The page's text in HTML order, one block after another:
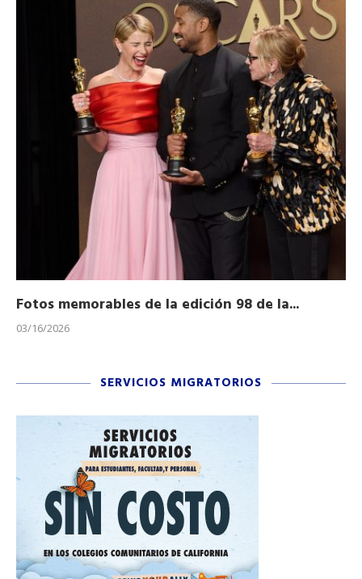
Fotos memorables de la edición 98 de la...
03/16/2026
SERVICIOS MIGRATORIOS